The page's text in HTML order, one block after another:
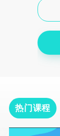
热门课程